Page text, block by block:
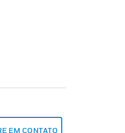
EM CONTATO